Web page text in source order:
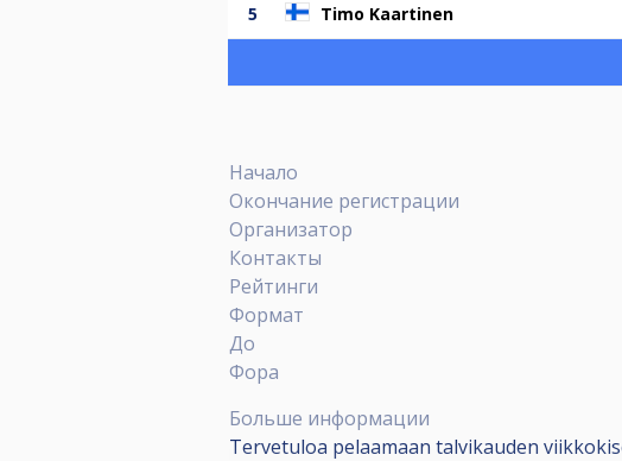
5 Timo Kaartinen
Начало
Окончание регистрации
Организатор
Контакты
Рейтинги
Формат
До
Фора
Больше информации
Tervetuloa pelaamaan talvikauden